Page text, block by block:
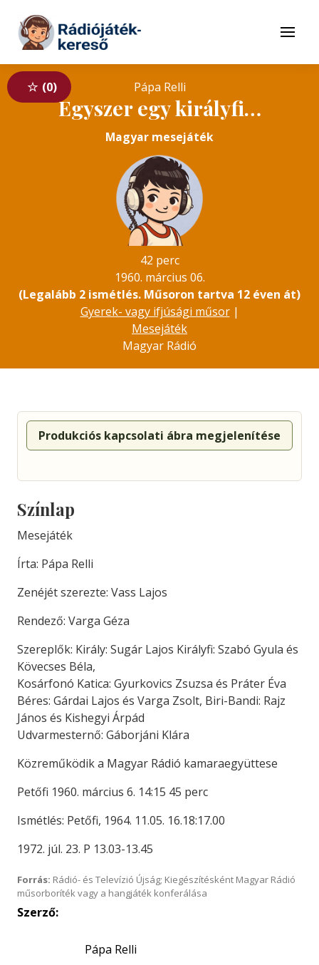
Tovább a tartalomhoz
Menü
0 Pápa Relli
Egyszer egy királyfi…
Magyar mesejáték
42 perc
1960. március 06.
(Legalább 2 ismétlés. Műsoron tartva 12 éven át)
Gyerek- vagy ifjúsági műsor|
Mesejáték
Magyar Rádió
Produkciós kapcsolati ábra megjelenítése
Színlap
Mesejáték
Írta: Pápa Relli
Zenéjét szerezte: Vass Lajos
Rendező: Varga Géza
Szereplők: Király: Sugár Lajos Királyfi: Szabó Gyula és
Kövecses Béla,
Kosárfonó Katica: Gyurkovics Zsuzsa és Práter Éva
Béres: Gárdai Lajos és Varga Zsolt, Biri-Bandi: Rajz
János és Kishegyi Árpád
Udvarmesternő: Gáborjáni Klára
Közreműködik a Magyar Rádió kamaraegyüttese
Petőfi 1960. március 6. 14:15 45 perc
Ismétlés: Petőfi, 1964. 11.05. 16.18:17.00
1972. júl. 23. P 13.03-13.45
Forrás: Rádió- és Televízió Újság; Kiegészítésként Magyar Rádió
műsorboríték vagy a hangjáték konferálása
Szerző:
Pápa Relli